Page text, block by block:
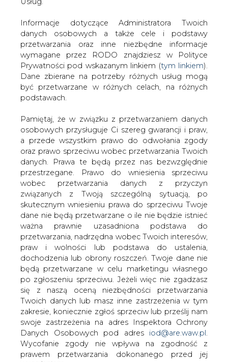
danych. Prawa te będą przez nas bezwzględnie
przestrzegane. Prawo do wniesienia sprzeciwu
wobec przetwarzania danych z przyczyn
związanych z Twoją szczególną sytuacją, po
skutecznym wniesieniu prawa do sprzeciwu Twoje
dane nie będą przetwarzane o ile nie będzie istnieć
ważna prawnie uzasadniona podstawa do
przetwarzania, nadrzędna wobec Twoich interesów,
praw i wolności lub podstawa do ustalenia,
dochodzenia lub obrony roszczeń. Twoje dane nie
będą przetwarzane w celu marketingu własnego
po zgłoszeniu sprzeciwu. Jeżeli więc nie zgadzasz
się z naszą oceną niezbędności przetwarzania
Twoich danych lub masz inne zastrzeżenia w tym
zakresie, koniecznie zgłoś sprzeciw lub prześlij nam
swoje zastrzeżenia na adres Inspektora Ochrony
Danych Osobowych pod adres
iod@are.waw.pl
Wycofanie zgody nie wpływa na zgodność z
prawem przetwarzania dokonanego przed jej
wycofaniem.
W dowolnym czasie możesz określić warunki
przechowywania i dostępu do plików cookies w
ustawieniach przeglądarki internetowej.
Jeśli zgadzasz się na wykorzystanie technologii
plików cookies wystarczy kliknąć poniższy przycisk
„Przejdź do serwisu”.
Zarząd Agencji Rynku Energii S.A Wydawca portalu
CIRE.pl
prądu przez firmę rozliczającą się w grupie taryfowej C11,
rocznie ok. 80 MWh.
Zatwierdzanie taryf
Taryfy nie są ustalanie dowolnie, bo rynek energii
elektrycznej podlega regulacji. O równowagę interesów
przedsiębiorstw energetycznych i odbiorców energii dba
Leszek Juchniewicz, prezes Urzędu Regulacji Energetyki
cenników przedsiębiorstw energetycznych. Wytyczne
ministra gospodarki (zawarte w tzw. rozporządzeniu
taryfowym) ograniczyły maksymalny wzrost kosztów
zakupu energii elektrycznej do 5,1 proc. (3 proc. plus
wskaźnik inflacji za 2005 rok, który wyniósł 2,1 proc.).
Poszczególne składniki taryfy (w grupach taryfowych C11
jest ich 5) mogą być dobierane dowolnie – w
poprzednich latach zdarzały się zmiany o kilkadziesiąt, a
nawet kilkaset procent.
Decyzje taryfowe zapadły 15 i 16 grudnia i niezwłocznie
były dostępne na witrynie internetowej Urzędu Regulacji
Energetyki: www.ure.gov.pl. Okazało się, że żadnych
zmian na razie nie będzie w cenniku warszawskiego
zakładu energetycznego Stoen. Postępowanie taryfowe
jest w toku i na pewno nowy cennik nie zacznie
obowiązywać od 1 stycznia 2007 r. (może wejść w życie
najwcześniej 14 dni po ogłoszeniu przez prezesa URE).
Co ciekawe, to już drugi kolejny raz, kiedy to regulator nie
zatwierdza Stoenowi taryfy. Już w tym roku warszawiacy i
stołeczni przedsiębiorcy płacili za prąd według stawek z
2005 roku.